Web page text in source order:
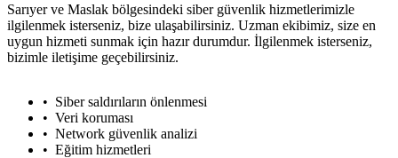
Sarıyer ve Maslak bölgesindeki siber güvenlik hizmetlerimizle
ilgilenmek isterseniz, bize ulaşabilirsiniz. Uzman ekibimiz, size en
uygun hizmeti sunmak için hazır durumdur. İlgilenmek isterseniz,
bizimle iletişime geçebilirsiniz.
Siber saldırıların önlenmesi
Veri koruması
Network güvenlik analizi
Eğitim hizmetleri